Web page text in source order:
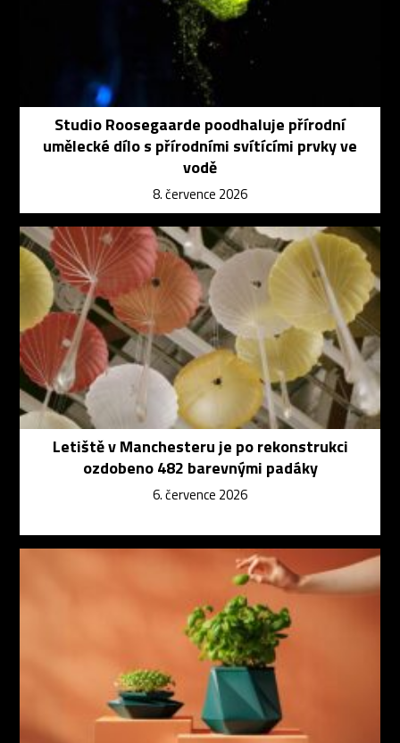
Studio Roosegaarde poodhaluje přírodní
umělecké dílo s přírodními svítícími prvky ve
vodě
8. července 2026
Letiště v Manchesteru je po rekonstrukci
ozdobeno 482 barevnými padáky
6. července 2026